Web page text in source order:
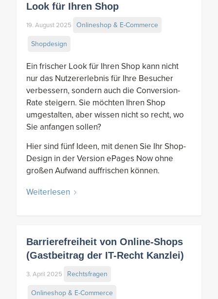
Look für Ihren Shop
19. August 2025 Onlineshop & E-Commerce
Shopdesign
Ein frischer Look für Ihren Shop kann nicht
nur das Nutzererlebnis für Ihre Besucher
verbessern, sondern auch die Conversion-
Rate steigern. Sie möchten Ihren Shop
umgestalten, aber wissen nicht so recht, wo
Sie anfangen sollen?
Hier sind fünf Ideen, mit denen Sie Ihr Shop-
Design in der Version ePages Now ohne
großen Aufwand auffrischen können.
Weiterlesen
Barrierefreiheit von Online-Shops
(Gastbeitrag der IT-Recht Kanzlei)
3. April 2025 Rechtsfragen
Onlineshop & E-Commerce